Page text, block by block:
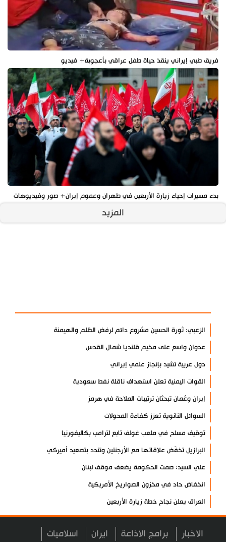
فريق طبي إيراني ينقذ حياة طفل عراقي بأعجوبة+ فيديو
بدء مسيرات إحياء زيارة الأربعين في طهران وعموم إيران+ صور وفيديوهات
المزيد
الزعبي: ثورة الحسين مشروع دائم لرفض الظلم والهيمنة
عدوان واسع على مخيم قلنديا شمال القدس
دول عربية تشيد بإنجاز علمي إيراني
القوات اليمنية تعلن استهداف ناقلة نفط سعودية
إيران وعُمان تبحثان ترتيبات الملاحة في هرمز
السوائل النانوية تعزز كفاءة المحولات
توقيف مسلح في ملعب غولف تابع لترامب بكاليفورنيا
البرازيل تخفّض علاقاتها مع الأرجنتين وتندد بتصعيد أميركي
علي السيد: صمت الحكومة يضعف موقف لبنان
انخفاض حاد في مخزون الصواريخ الأمريكية
العراق يعلن نجاح خطة زيارة الأربعين
رضائي: إيران جاهزة للدفاع عن سيادتها
رئيس بلدية طهران يلتقي مع متولي العتبة الحسينية ومحافظ كربلاء
الاخبار برامج الاذاعة ايران اسلاميات